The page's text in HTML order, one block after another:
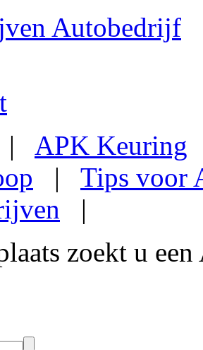
Autobedrijf
| APK Keuring
| Tips voor
|
zoekt u